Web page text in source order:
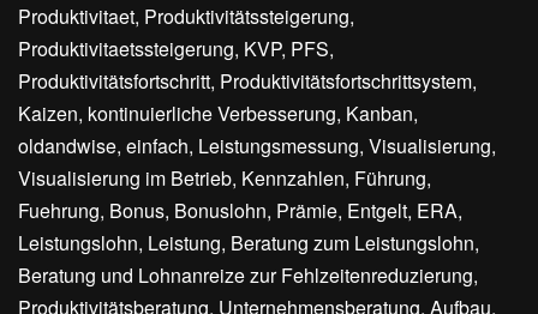
Produktivitaet, Produktivitätssteigerung,
Produktivitaetssteigerung, KVP, PFS,
Produktivitätsfortschritt, Produktivitätsfortschrittsystem,
Kaizen, kontinuierliche Verbesserung, Kanban,
oldandwise, einfach, Leistungsmessung, Visualisierung,
Visualisierung im Betrieb, Kennzahlen, Führung,
Fuehrung, Bonus, Bonuslohn, Prämie, Entgelt, ERA,
Leistungslohn, Leistung, Beratung zum Leistungslohn,
Beratung und Lohnanreize zur Fehlzeitenreduzierung,
Produktivitätsberatung, Unternehmensberatung, Aufbau,